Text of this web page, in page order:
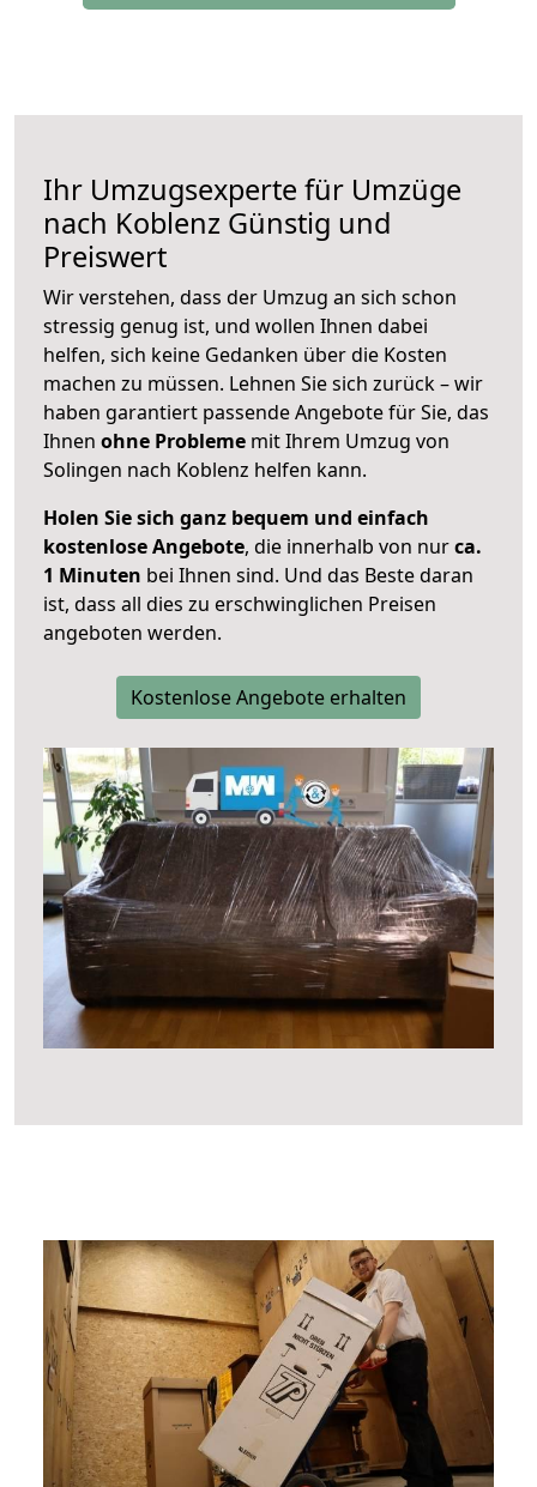
Ihr Umzugsexperte für Umzüge
nach Koblenz Günstig und
Preiswert
Wir verstehen, dass der Umzug an sich schon
stressig genug ist, und wollen Ihnen dabei
helfen, sich keine Gedanken über die Kosten
machen zu müssen. Lehnen Sie sich zurück – wir
haben garantiert passende Angebote für Sie, das
Ihnen ohne Probleme mit Ihrem Umzug von
Solingen nach Koblenz helfen kann.
Holen Sie sich ganz bequem und einfach
kostenlose Angebote, die innerhalb von nurca.
1 Minuten bei Ihnen sind. Und das Beste daran
ist, dass all dies zu erschwinglichen Preisen
angeboten werden.
Kostenlose Angebote erhalten